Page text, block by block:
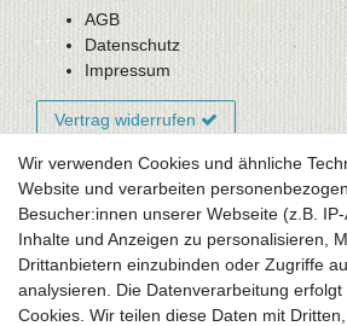
AGB
Datenschutz
Impressum
Vertrag widerrufen
Newsletter-Anmeldung
FAQ / Fragen
Mein Warenkorb
Mein Merkzettel
Mein Konto
Wir verwenden Cookies und ähnliche
Website und verarbeiten
Besucher:innen unserer Webseite (z.B.
Inhalte und Anzeigen zu personalisieren,
Drittanbietern einzubinden oder Zugriffe
analysieren. Die Datenverarbeitung
Cookies. Wir teilen diese Daten mit